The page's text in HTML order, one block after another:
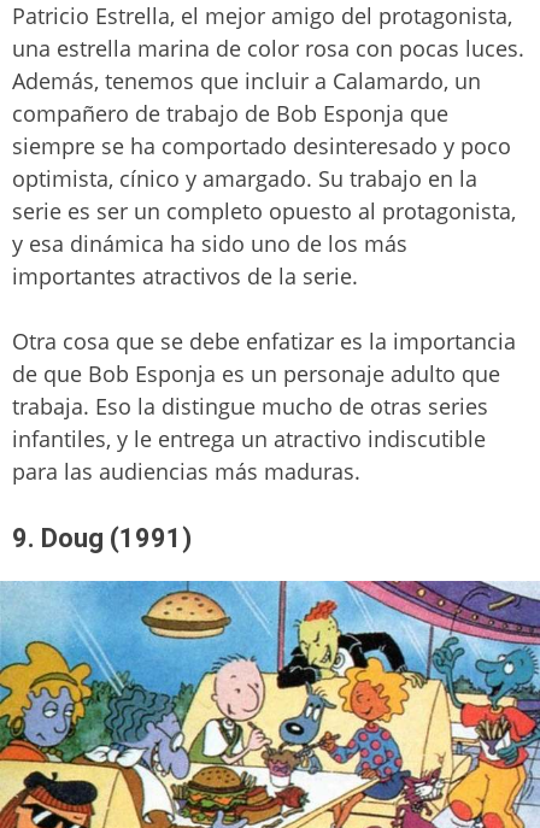
Patricio Estrella, el mejor amigo del protagonista,
una estrella marina de color rosa con pocas luces.
Además, tenemos que incluir a Calamardo, un
compañero de trabajo de Bob Esponja que
siempre se ha comportado desinteresado y poco
optimista, cínico y amargado. Su trabajo en la
serie es ser un completo opuesto al protagonista,
y esa dinámica ha sido uno de los más
importantes atractivos de la serie.
Otra cosa que se debe enfatizar es la importancia
de que Bob Esponja es un personaje adulto que
trabaja. Eso la distingue mucho de otras series
infantiles, y le entrega un atractivo indiscutible
para las audiencias más maduras.
9. Doug (1991)